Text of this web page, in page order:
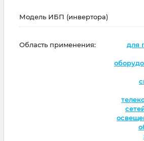
Модель ИБП (инвертора)
Область применения: для